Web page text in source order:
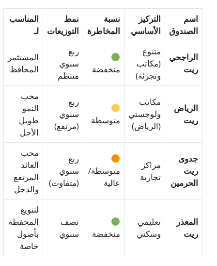
اسم
الصندوق
التركيز
الأساسي
نسبة
المخاطرة
نمط
التوزيعات
المناسب
لـ
الراجحي
ريت
متنوع
(مكاتب
وتجزئة)
منخفضة
ربع
سنوي
منتظم
المستثمر
المحافظ
الرياض
ريت
مكاتب
ولوجستي
(الرياض)
متوسطة
ربع
سنوي
(مرتفع)
محب
النمو
طويل
الأجل
جدوى
ريت
الحرمين
مراكز
تجارية
متوسطة/
عالية
ربع
سنوي
(متفاوت)
محب
العائد
المرتفع
والدخل
المعذر
ريت
تعليمي
وسكني
منخفضة
نصف
سنوي
لتنويع
المحفظة
بأصول
خاصة